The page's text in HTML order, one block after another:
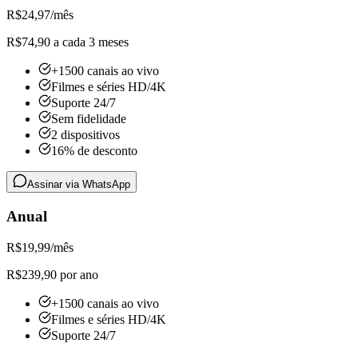
R$24,97/mês
R$74,90 a cada 3 meses
+1500 canais ao vivo
Filmes e séries HD/4K
Suporte 24/7
Sem fidelidade
2 dispositivos
16% de desconto
Assinar via WhatsApp
Anual
R$19,99/mês
R$239,90 por ano
+1500 canais ao vivo
Filmes e séries HD/4K
Suporte 24/7